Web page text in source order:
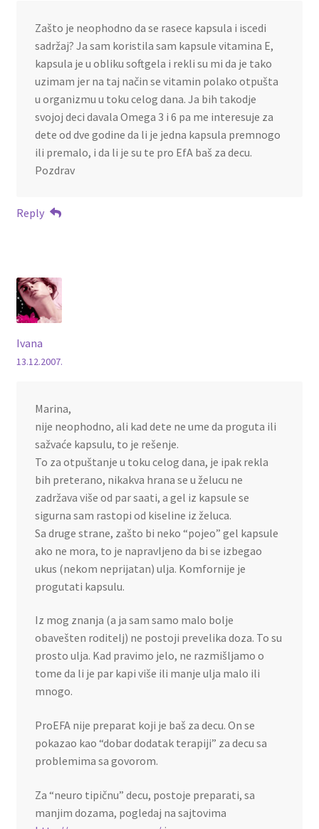
Zašto je neophodno da se rasece kapsula i iscedi
sadržaj? Ja sam koristila sam kapsule vitamina E,
kapsula je u obliku softgela i rekli su mi da je tako
uzimam jer na taj način se vitamin polako otpušta
u organizmu u toku celog dana. Ja bih takodje
svojoj deci davala Omega 3 i 6 pa me interesuje za
dete od dve godine da li je jedna kapsula premnogo
ili premalo, i da li je su te pro EfA baš za decu.
Pozdrav
Reply
Ivana
13.12.2007.
Marina,
nije neophodno, ali kad dete ne ume da proguta ili
sažvaće kapsulu, to je rešenje.
To za otpuštanje u toku celog dana, je ipak rekla
bih preterano, nikakva hrana se u želucu ne
zadržava više od par saati, a gel iz kapsule se
sigurna sam rastopi od kiseline iz želuca.
Sa druge strane, zašto bi neko “pojeo” gel kapsule
ako ne mora, to je napravljeno da bi se izbegao
ukus (nekom neprijatan) ulja. Komfornije je
progutati kapsulu.
Iz mog znanja (a ja sam samo malo bolje
obavešten roditelj) ne postoji prevelika doza. To su
prosto ulja. Kad pravimo jelo, ne razmišljamo o
tome da li je par kapi više ili manje ulja malo ili
mnogo.
ProEFA nije preparat koji je baš za decu. On se
pokazao kao “dobar dodatak terapiji” za decu sa
problemima sa govorom.
Za “neuro tipičnu” decu, postoje preparati, sa
manjim dozama, pogledaj na sajtovima